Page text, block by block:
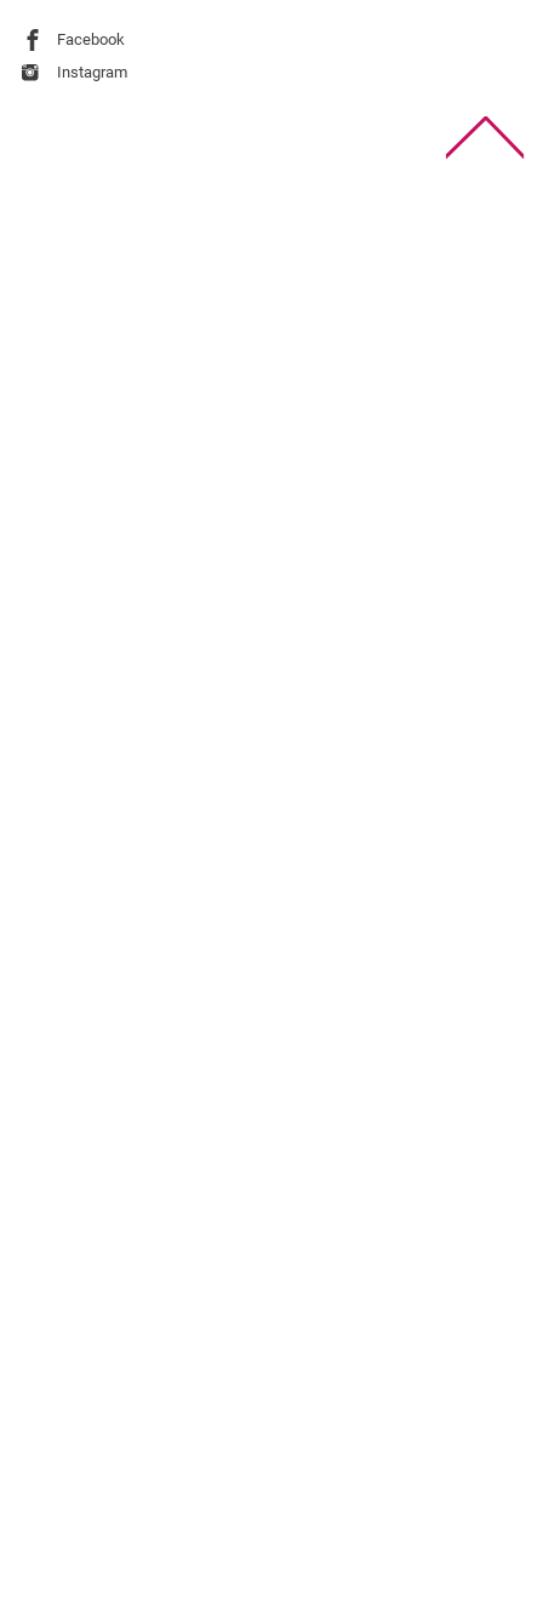
Externer Link: Universität Kassel auf
Facebook
Externer Link: Universität Kassel auf
Instagram